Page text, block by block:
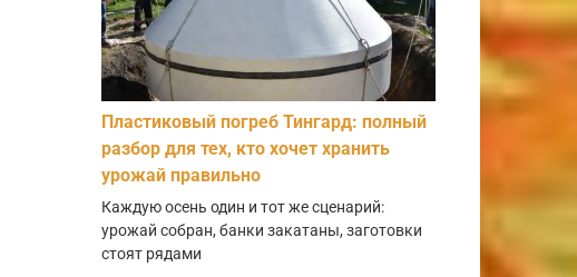
Пластиковый погреб Тингард: полный
разбор для тех, кто хочет хранить
урожай правильно
Каждую осень один и тот же сценарий:
урожай собран, банки закатаны, заготовки
стоят рядами